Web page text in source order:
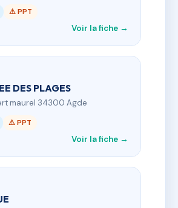
⚠ PPT
Voir la fiche →
DES PLAGES
maurel 34300 Agde
⚠ PPT
Voir la fiche →